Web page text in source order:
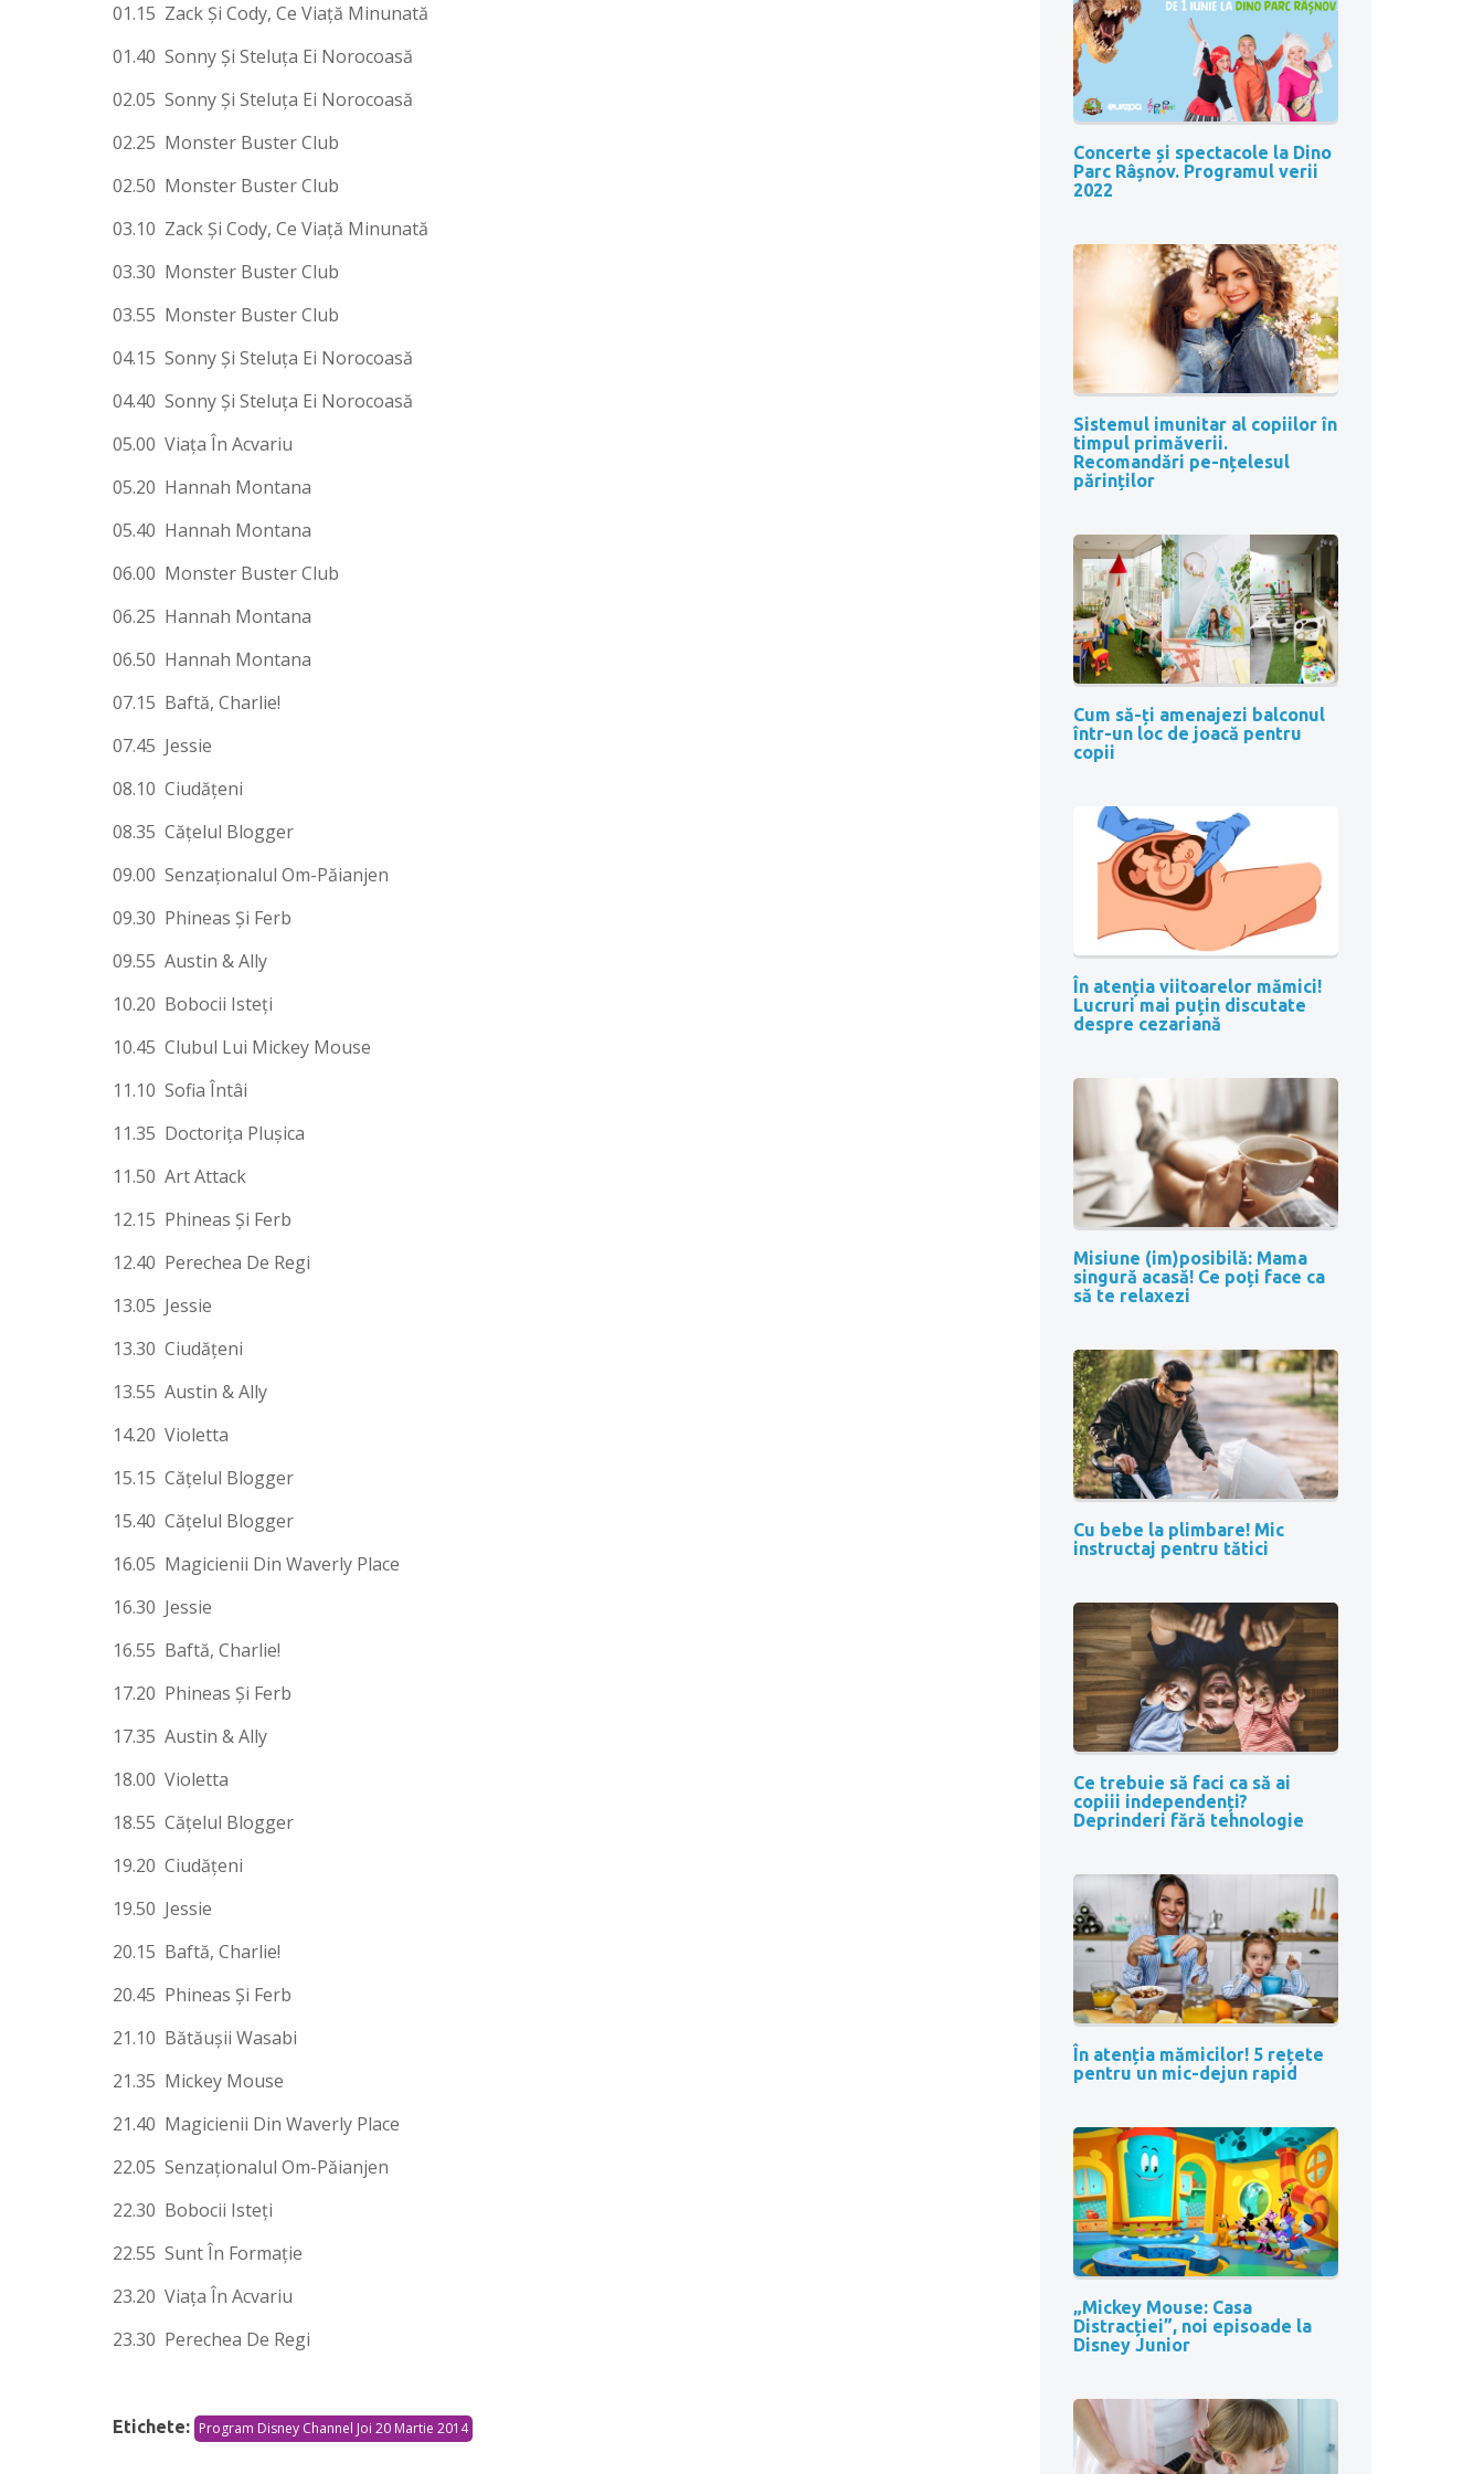
01.15 Zack Şi Cody, Ce Viaţă Minunată
01.40 Sonny Şi Steluţa Ei Norocoasă
02.05 Sonny Şi Steluţa Ei Norocoasă
02.25 Monster Buster Club
02.50 Monster Buster Club
03.10 Zack Şi Cody, Ce Viaţă Minunată
03.30 Monster Buster Club
03.55 Monster Buster Club
04.15 Sonny Şi Steluţa Ei Norocoasă
04.40 Sonny Şi Steluţa Ei Norocoasă
05.00 Viaţa În Acvariu
05.20 Hannah Montana
05.40 Hannah Montana
06.00 Monster Buster Club
06.25 Hannah Montana
06.50 Hannah Montana
07.15 Baftă, Charlie!
07.45 Jessie
08.10 Ciudăţeni
08.35 Căţelul Blogger
09.00 Senzaţionalul Om-Păianjen
09.30 Phineas Şi Ferb
09.55 Austin & Ally
10.20 Bobocii Isteţi
10.45 Clubul Lui Mickey Mouse
11.10 Sofia Întâi
11.35 Doctoriţa Pluşica
11.50 Art Attack
12.15 Phineas Şi Ferb
12.40 Perechea De Regi
13.05 Jessie
13.30 Ciudăţeni
13.55 Austin & Ally
14.20 Violetta
15.15 Căţelul Blogger
15.40 Căţelul Blogger
16.05 Magicienii Din Waverly Place
16.30 Jessie
16.55 Baftă, Charlie!
17.20 Phineas Şi Ferb
17.35 Austin & Ally
18.00 Violetta
18.55 Căţelul Blogger
19.20 Ciudăţeni
19.50 Jessie
20.15 Baftă, Charlie!
20.45 Phineas Şi Ferb
21.10 Bătăuşii Wasabi
21.35 Mickey Mouse
21.40 Magicienii Din Waverly Place
22.05 Senzaţionalul Om-Păianjen
22.30 Bobocii Isteţi
22.55 Sunt În Formaţie
23.20 Viaţa În Acvariu
23.30 Perechea De Regi
Etichete: Program Disney Channel Joi 20 Martie 2014
Concerte și spectacole la Dino
Parc Râșnov. Programul verii
2022
Sistemul imunitar al copiilor în
timpul primăverii.
Recomandări pe-nțelesul
părinților
Cum să-ți amenajezi balconul
într-un loc de joacă pentru
copii
În atenția viitoarelor mămici!
Lucruri mai puțin discutate
despre cezariană
Misiune (im)posibilă: Mama
singură acasă! Ce poți face ca
să te relaxezi
Cu bebe la plimbare! Mic
instructaj pentru tătici
Ce trebuie să faci ca să ai
copiii independenți?
Deprinderi fără tehnologie
În atenția mămicilor! 5 rețete
pentru un mic-dejun rapid
„Mickey Mouse: Casa
Distracției”, noi episoade la
Disney Junior